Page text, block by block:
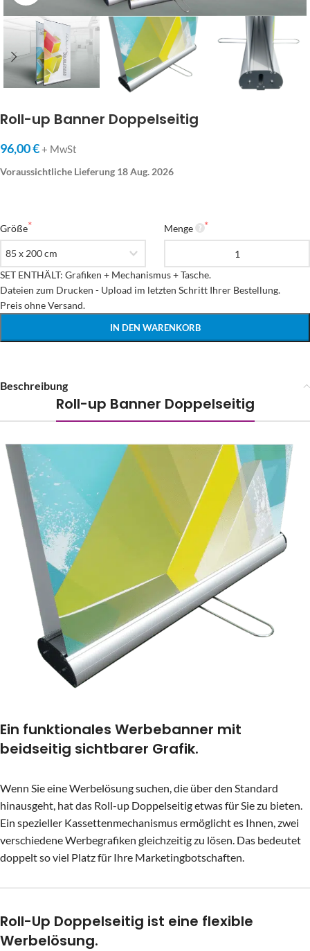
Roll-up Banner Doppelseitig
96,00 €+ MwSt
Voraussichtliche Lieferung 18 Aug. 2026
Größe Menge
SET ENTHÄLT: Grafiken + Mechanismus + Tasche.
Dateien zum Drucken - Upload im letzten Schritt Ihrer Bestellung.
Preis ohne Versand.
IN DEN WARENKORB
Beschreibung
Roll-up Banner Doppelseitig
Ein funktionales Werbebanner mit
beidseitig sichtbarer Grafik.
Wenn Sie eine Werbelösung suchen, die über den Standard
hinausgeht, hat das Roll-up Doppelseitig etwas für Sie zu bieten.
Ein spezieller Kassettenmechanismus ermöglicht es Ihnen, zwei
verschiedene Werbegrafiken gleichzeitig zu lösen. Das bedeutet
doppelt so viel Platz für Ihre Marketingbotschaften.
Roll-Up Doppelseitig ist eine flexible
Werbelösung.